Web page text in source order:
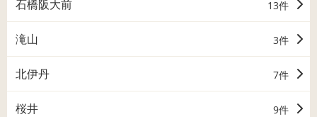
石橋阪大前 13件
滝山 3件
北伊丹 7件
桜井 9件